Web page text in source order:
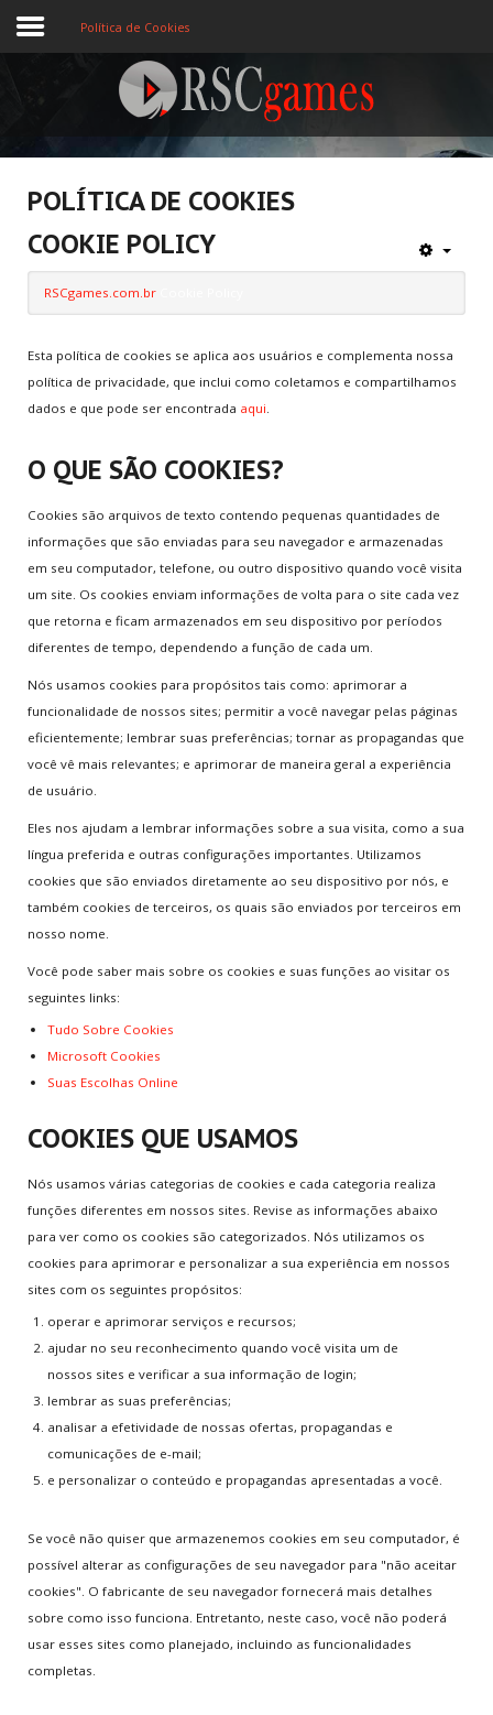
Registre-se
Home
Assine
Sobre
3D
Esporte
Multijogadores
MEMBROS
Aventura
ESCOLHASEU PAÍS
Política de Cookies
POLÍTICA DE COOKIES
COOKIE POLICY
RSCgames.com.br
Esta política de cookies se aplica aos usuários e complementa nossa
política de privacidade, que inclui como coletamos e compartilhamos
dados e que pode ser encontrada aqui.
O QUE SÃO COOKIES?
Cookies são arquivos de texto contendo pequenas quantidades de
informações que são enviadas para seu navegador e armazenadas
em seu computador, telefone, ou outro dispositivo quando você visita
um site. Os cookies enviam informações de volta para o site cada vez
que retorna e ficam armazenados em seu dispositivo por períodos
diferentes de tempo, dependendo a função de cada um.
Nós usamos cookies para propósitos tais como: aprimorar a
funcionalidade de nossos sites; permitir a você navegar pelas páginas
eficientemente; lembrar suas preferências; tornar as propagandas que
você vê mais relevantes; e aprimorar de maneira geral a experiência
de usuário.
Eles nos ajudam a lembrar informações sobre a sua visita, como a sua
língua preferida e outras configurações importantes. Utilizamos
cookies que são enviados diretamente ao seu dispositivo por nós, e
também cookies de terceiros, os quais são enviados por terceiros em
nosso nome.
Você pode saber mais sobre os cookies e suas funções ao visitar os
seguintes links:
Tudo Sobre Cookies
Microsoft Cookies
Suas Escolhas Online
COOKIES QUE USAMOS
Nós usamos várias categorias de cookies e cada categoria realiza
funções diferentes em nossos sites. Revise as informações abaixo
para ver como os cookies são categorizados. Nós utilizamos os
cookies para aprimorar e personalizar a sua experiência em nossos
sites com os seguintes propósitos:
operar e aprimorar serviços e recursos;
ajudar no seu reconhecimento quando você visita um de
nossos sites e verificar a sua informação de login;
lembrar as suas preferências;
analisar a efetividade de nossas ofertas, propagandas e
comunicações de e-mail;
e personalizar o conteúdo e propagandas apresentadas a você.
Se você não quiser que armazenemos cookies em seu computador, é
possível alterar as configurações de seu navegador para "não aceitar
cookies". O fabricante de seu navegador fornecerá mais detalhes
sobre como isso funciona. Entretanto, neste caso, você não poderá
usar esses sites como planejado, incluindo as funcionalidades
completas.
Вие сте тук: Home . Política de Cookies
JUNTE-SEA NÓS
Entre para o CLAN
Seja voluntário
Seja Blogueiro
INFOGAMES
Games Mais Jogados
Games Atualizados
INFO& SUPORTE
O que fazemos
Contato
FAQs
Pesquisar no site
Notícias
Super Mario Bros.
Table Soccer